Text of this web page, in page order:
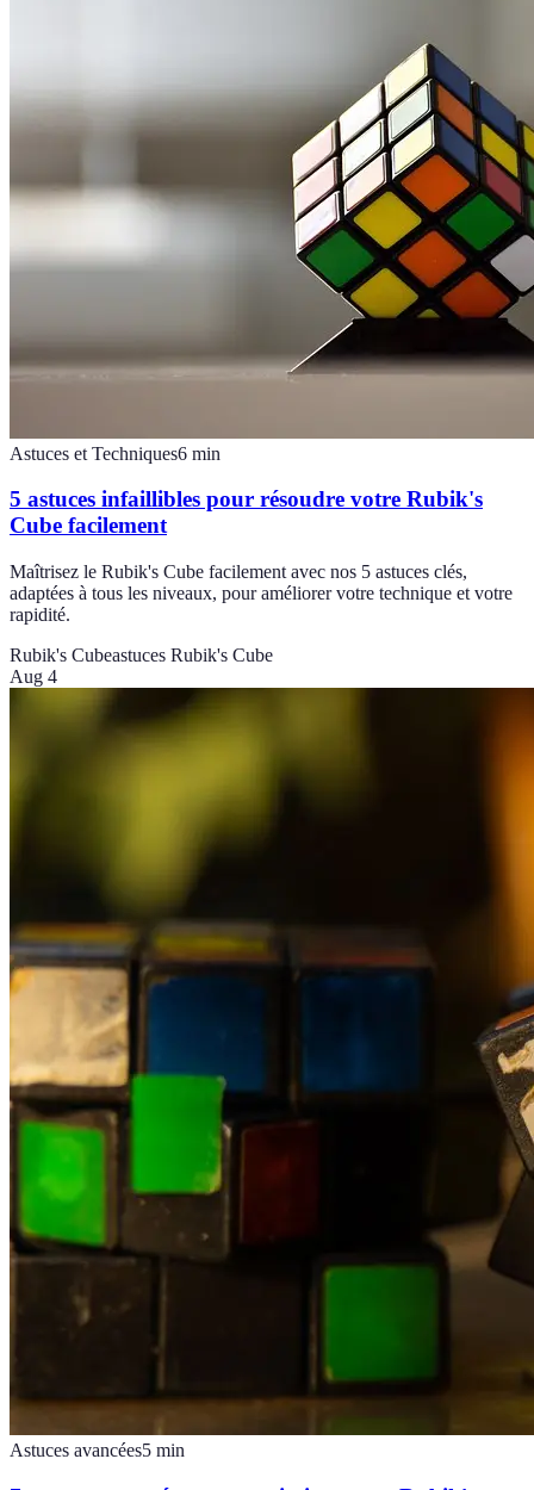
Astuces et Techniques6 min
5 astuces infaillibles pour résoudre votre Rubik's
Cube facilement
Maîtrisez le Rubik's Cube facilement avec nos 5 astuces clés,
adaptées à tous les niveaux, pour améliorer votre technique et votre
rapidité.
Rubik's Cubeastuces Rubik's Cube
Aug 4
Astuces avancées5 min